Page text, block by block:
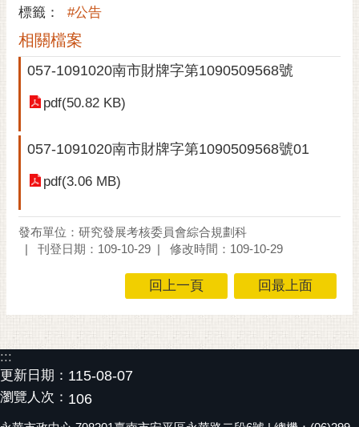
市政資訊
市民互動
泉
桐
網
站
覽
訂
標籤： #公告
相關檔案
057-1091020南市財牌字第1090509568號
pdf(50.82 KB)
057-1091020南市財牌字第1090509568號01
pdf(3.06 MB)
發布單位：研究發展考核委員會綜合規劃科
刊登日期：109-10-29
修改時間：109-10-29
回上一頁 回最上面
:::
更新日期： 115-08-07
瀏覽人次： 106